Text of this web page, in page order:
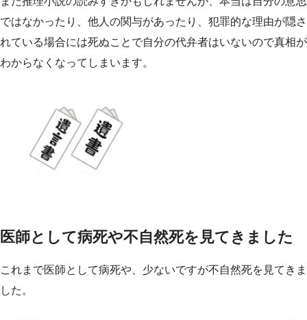
ではなかったり、他人の関与があったり、犯罪的な理由が隠さ
れている場合には死ぬことで自分の代弁者はいないので真相が
わからなくなってしまいます。
医師として病死や不自然死を見てきました
これまで医師として病死や、少ないですが不自然死を見てきま
した。